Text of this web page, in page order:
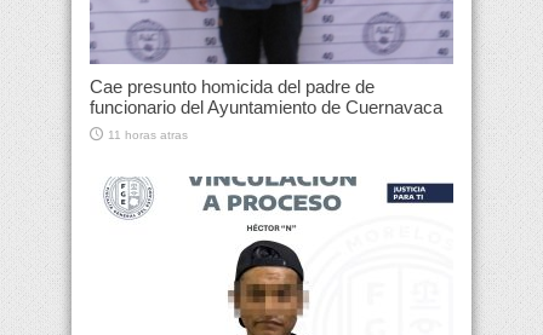
Cae presunto homicida del padre de
funcionario del Ayuntamiento de Cuernavaca
11 horas atras